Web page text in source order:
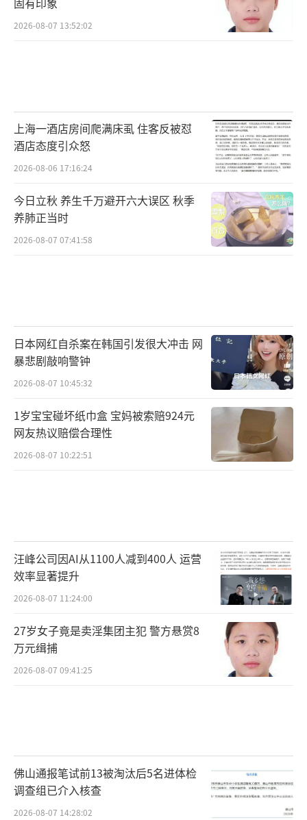
2026-08-07 13:52:02
上海一酒店房间爬满床虱 住客反被怼
酒店态度引众怒
2026-08-06 17:16:24
今日立秋 养生千万避开六大误区 秋季
养肺正当时
2026-08-07 07:41:58
日本网红自杀案在韩国引发很大冲击 网
暴悲剧敲响警钟
2026-08-07 10:45:32
1岁宝宝碰坏纸巾盒 宝妈被索赔924元
网友热议赔偿合理性
2026-08-07 10:22:51
汪峰公司因AI从1100人减到400人 运营
效率显著提升
2026-08-07 11:24:00
27岁女子竟是卖淫集团主犯 警方悬赏8
万元缉捕
2026-08-07 09:41:25
佛山通报笔试前13被淘汰后5名进体检
调查组已介入核查
2026-08-07 14:28:02